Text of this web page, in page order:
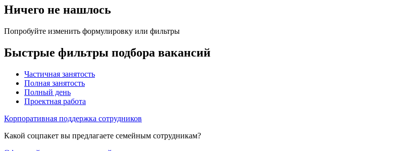
Ничего не нашлось
Попробуйте изменить формулировку или фильтры
Быстрые фильтры подбора вакансий
Частичная занятость
Полная занятость
Полный день
Проектная работа
Корпоративная поддержка сотрудников
Какой соцпакет вы предлагаете семейным сотрудникам?